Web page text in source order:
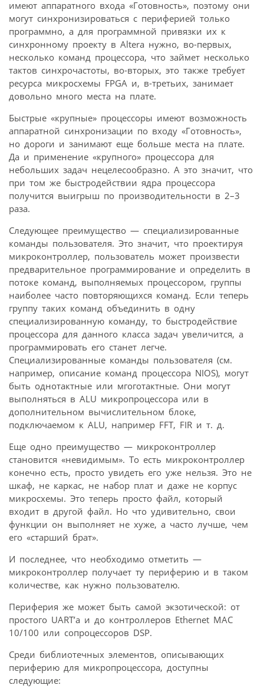
имеют аппаратного входа «Готовность», поэтому они
могут синхронизироваться с периферией только
программно, а для программной привязки их к
синхронному проекту в Altera нужно, во-первых,
несколько команд процессора, что займет несколько
тактов синхрочастоты, во-вторых, это также требует
ресурса микросхемы FPGA и, в-третьих, занимает
довольно много места на плате.
Быстрые «крупные» процессоры имеют возможность
аппаратной синхронизации по входу «Готовность»,
но дороги и занимают еще больше места на плате.
Да и применение «крупного» процессора для
небольших задач нецелесообразно. А это значит, что
при том же быстродействии ядра процессора
получится выигрыш по производительности в 2–3
раза.
Следующее преимущество — специализированные
команды пользователя. Это значит, что проектируя
микроконтроллер, пользователь может произвести
предварительное программирование и определить в
потоке команд, выполняемых процессором, группы
наиболее часто повторяющихся команд. Если теперь
группу таких команд объединить в одну
специализированную команду, то быстродействие
процессора для данного класса задач увеличится, а
программировать его станет легче.
Специализированные команды пользователя (см.
например, описание команд процессора NIOS), могут
быть однотактные или мгоготактные. Они могут
выполняться в ALU микропроцессора или в
дополнительном вычислительном блоке,
подключаемом к ALU, например FFT, FIR и т. д.
Еще одно преимущество — микроконтроллер
становится «невидимым». То есть микроконтроллер
конечно есть, просто увидеть его уже нельзя. Это не
шкаф, не каркас, не набор плат и даже не корпус
микросхемы. Это теперь просто файл, который
входит в другой файл. Но что удивительно, свои
функции он выполняет не хуже, а часто лучше, чем
его «старший брат».
И последнее, что необходимо отметить —
микроконтроллер получает ту периферию и в таком
количестве, как нужно пользователю.
Периферия же может быть самой экзотической: от
простого UART’a и до контроллеров Ethernet MAC
10/100 или сопроцессоров DSP.
Среди библиотечных элементов, описывающих
периферию для микропроцессора, доступны
следующие: